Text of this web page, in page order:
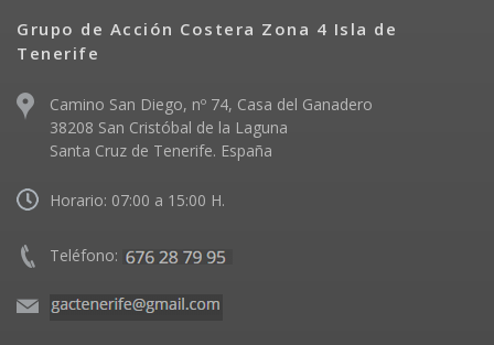
Grupo de Acción Costera Zona 4 Isla de
Tenerife
Camino San Diego, nº 74, Casa del Ganadero
38208 San Cristóbal de la Laguna
Santa Cruz de Tenerife. España
Horario: 07:00 a 15:00 H.
Teléfono: